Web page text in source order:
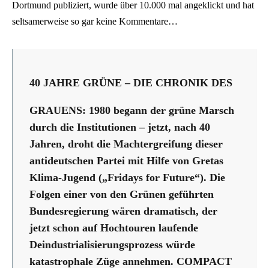
Dortmund publiziert, wurde über 10.000 mal angeklickt und hat
seltsamerweise so gar keine Kommentare…
40 JAHRE GRÜNE – DIE CHRONIK DES
GRAUENS: 1980 begann der grüne Marsch
durch die Institutionen – jetzt, nach 40
Jahren, droht die Machtergreifung dieser
antideutschen Partei mit Hilfe von Gretas
Klima-Jugend („Fridays for Future“). Die
Folgen einer von den Grünen geführten
Bundesregierung wären dramatisch, der
jetzt schon auf Hochtouren laufende
Deindustrialisierungsprozess würde
katastrophale Züge annehmen. COMPACT